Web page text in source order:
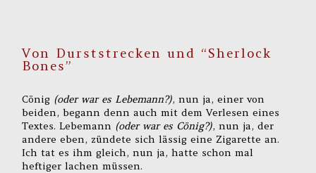
Von Durststrecken und “Sherlock
Bones”
Cönig (oder war es Lebemann?), nun ja, einer von
beiden, begann denn auch mit dem Verlesen eines
Textes. Lebemann (oder war es Cönig?), nun ja, der
andere eben, zündete sich lässig eine Zigarette an.
Ich tat es ihm gleich, nun ja, hatte schon mal
heftiger lachen müssen.